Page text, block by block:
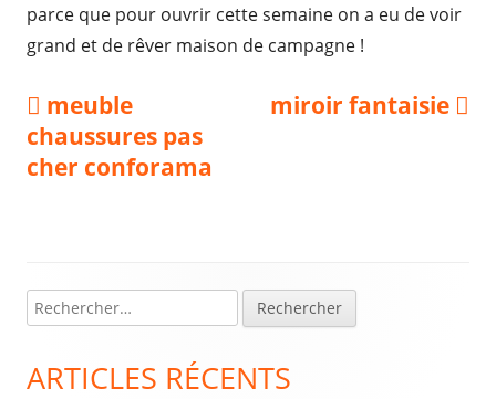
parce que pour ouvrir cette semaine on a eu de voir
grand et de rêver maison de campagne !
Navigation
de
Previous
article:
meuble
chaussures pas
cher conforama
Next
miroir fantaisie
Colonne
latérale
e
h
ARTICLES RÉCENTS